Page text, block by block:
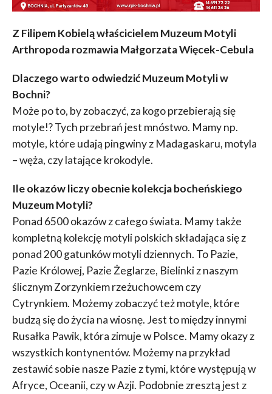
Z Filipem Kobielą właścicielem Muzeum Motyli
Arthropoda rozmawia Małgorzata Więcek-Cebula
Dlaczego warto odwiedzić Muzeum Motyli w
Bochni?
Może po to, by zobaczyć, za kogo przebierają się
motyle!? Tych przebrań jest mnóstwo. Mamy np.
motyle, które udają pingwiny z Madagaskaru, motyla
– węża, czy latające krokodyle.
Ile okazów liczy obecnie kolekcja bocheńskiego
Muzeum Motyli?
Ponad 6500 okazów z całego świata. Mamy także
kompletną kolekcję motyli polskich składająca się z
ponad 200 gatunków motyli dziennych. To Pazie,
Pazie Królowej, Pazie Żeglarze, Bielinki z naszym
ślicznym Zorzynkiem rzeżuchowcem czy
Cytrynkiem. Możemy zobaczyć też motyle, które
budzą się do życia na wiosnę. Jest to między innymi
Rusałka Pawik, która zimuje w Polsce. Mamy okazy z
wszystkich kontynentów. Możemy na przykład
zestawić sobie nasze Pazie z tymi, które występują w
Afryce, Oceanii, czy w Azji. Podobnie zresztą jest z